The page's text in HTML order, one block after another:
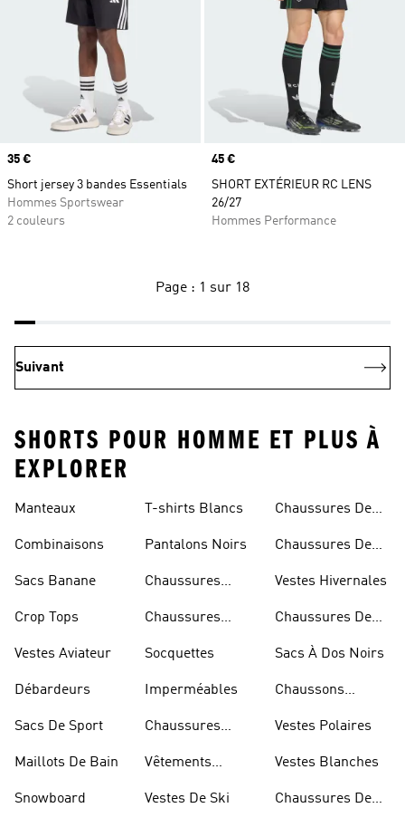
Prix
35 €
Short jersey 3 bandes Essentials
Hommes Sportswear
2 couleurs
Prix
45 €
SHORT EXTÉRIEUR RC LENS
26/27
Hommes Performance
Page : 1 sur 18
Suivant
SHORTS POUR HOMME ET PLUS À
EXPLORER
Manteaux
Combinaisons
Sacs Banane
Crop Tops
Vestes Aviateur
Débardeurs
Sacs De Sport
Maillots De Bain
Snowboard
T-shirts Blancs
Pantalons Noirs
Chaussures
Chaussures
Socquettes
Imperméables
Chaussures
Vêtements
Vestes De Ski
Chaussures De
Chaussures De
Vestes Hivernales
Chaussures De
Sacs À Dos Noirs
Chaussons
Vestes Polaires
Vestes Blanches
Chaussures De